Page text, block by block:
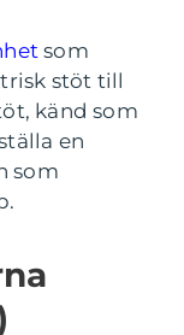
som
stöt till
känd som
en
som